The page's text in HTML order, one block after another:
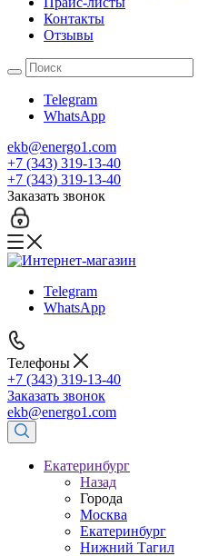
Контакты
Отзывы
Telegram
WhatsApp
ekb@energo1.com
+7 (343) 319-13-40
+7 (343) 319-13-40
Заказать звонок
Telegram
WhatsApp
Телефоны
+7 (343) 319-13-40
Заказать звонок
ekb@energo1.com
Екатеринбург
Назад
Города
Москва
Екатеринбург
Нижний Тагил